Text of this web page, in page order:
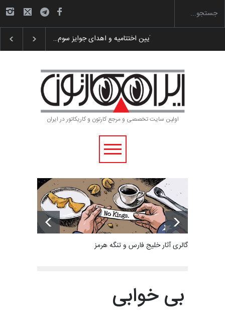
گزارش تصویری آیین اختتامیه و اهدای جوایز سوم…
اولین سایت تخصصی و مرجع کارتون و کاریکاتور در ایران
گالری آثار خلیج فارس و تنگه هرمز
بی خوابی